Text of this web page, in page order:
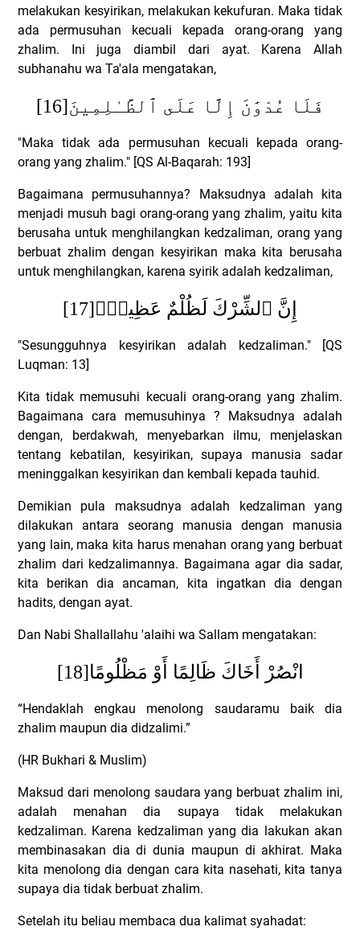
melakukan kesyirikan, melakukan kekufuran. Maka tidak
ada permusuhan kecuali kepada orang-orang yang
zhalim. Ini juga diambil dari ayat. Karena Allah
subhanahu wa Ta'ala mengatakan,
فَلَا عُدْوَٰنَ إِلَّا عَلَى ٱلظَّـٰلِمِينَ[16]
"Maka tidak ada permusuhan kecuali kepada orang-
orang yang zhalim." [QS Al-Baqarah: 193]
Bagaimana permusuhannya? Maksudnya adalah kita
menjadi musuh bagi orang-orang yang zhalim, yaitu kita
berusaha untuk menghilangkan kedzaliman, orang yang
berbuat zhalim dengan kesyirikan maka kita berusaha
untuk menghilangkan, karena syirik adalah kedzaliman,
إِنَّ ٱلشِّرْكَ لَظُلْمٌ عَظِيمٌۭ[17]
"Sesungguhnya kesyirikan adalah kedzaliman."
[QS
Luqman: 13]
Kita tidak memusuhi kecuali orang-orang yang zhalim.
Bagaimana cara memusuhinya ? Maksudnya adalah
dengan, berdakwah, menyebarkan ilmu, menjelaskan
tentang kebatilan, kesyirikan, supaya manusia sadar
meninggalkan kesyirikan dan kembali kepada tauhid.
Demikian pula maksudnya adalah kedzaliman yang
dilakukan antara seorang manusia dengan manusia
yang lain, maka kita harus menahan orang yang berbuat
zhalim dari kedzalimannya. Bagaimana agar dia sadar,
kita berikan dia ancaman, kita ingatkan dia dengan
hadits, dengan ayat.
Dan Nabi Shallallahu 'alaihi wa Sallam mengatakan:
انْصُرْ أَخَاكَ ظَالِمًا أَوْ مَظْلُومًا[18]
“Hendaklah engkau menolong saudaramu baik dia
zhalim maupun dia didzalimi.”
(HR Bukhari & Muslim)
Maksud dari menolong saudara yang berbuat zhalim ini,
adalah menahan dia supaya tidak melakukan
kedzaliman. Karena kedzaliman yang dia lakukan akan
membinasakan dia di dunia maupun di akhirat. Maka
kita menolong dia dengan cara kita nasehati, kita tanya
supaya dia tidak berbuat zhalim.
Setelah itu beliau membaca dua kalimat syahadat: